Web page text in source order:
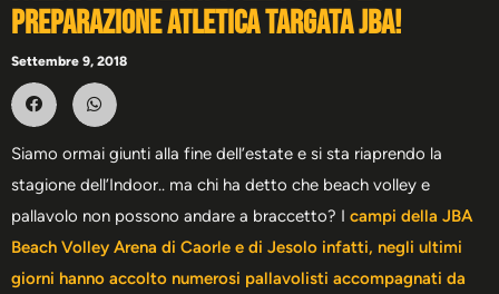
preparazione atletica targata JBA!
Settembre 9, 2018
Siamo ormai giunti alla fine dell’estate e si sta riaprendo la
stagione dell’Indoor.. ma chi ha detto che beach volley e
pallavolo non possono andare a braccetto? I campi della JBA
Beach Volley Arena di Caorle e di Jesolo infatti, negli ultimi
giorni hanno accolto numerosi pallavolisti accompagnati da